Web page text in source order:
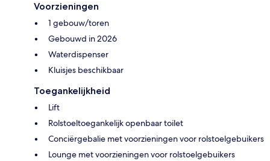
Voorzieningen
1 gebouw/toren
Gebouwd in 2026
Waterdispenser
Kluisjes beschikbaar
Toegankelijkheid
Lift
Rolstoeltoegankelijk openbaar toilet
Conciërgebalie met voorzieningen voor rolstoelgebuikers
Lounge met voorzieningen voor rolstoelgebuikers